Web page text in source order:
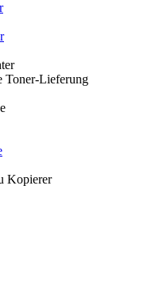
Toner-Lieferung